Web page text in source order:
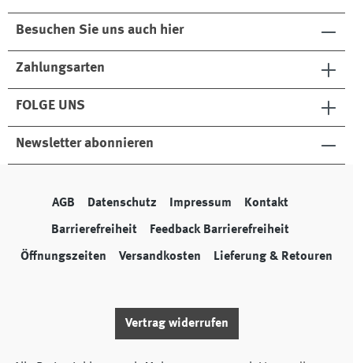
Besuchen Sie uns auch hier
Zahlungsarten
FOLGE UNS
Newsletter abonnieren
AGB Datenschutz Impressum Kontakt
Barrierefreiheit Feedback Barrierefreiheit
Öffnungszeiten Versandkosten Lieferung & Retouren
Vertrag widerrufen